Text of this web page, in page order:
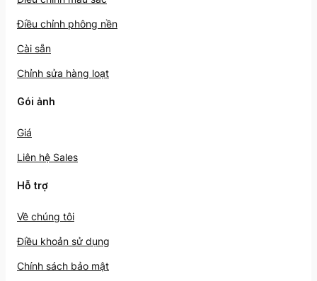
Điều chỉnh phông nền
Cài sẵn
Chỉnh sửa hàng loạt
Gói ảnh
Giá
Liên hệ Sales
Hỗ trợ
Về chúng tôi
Điều khoản sử dụng
Chính sách bảo mật